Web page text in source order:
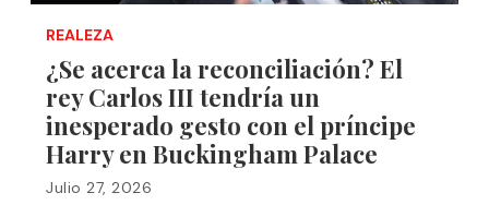
REALEZA
¿Se acerca la reconciliación? El
rey Carlos III tendría un
inesperado gesto con el príncipe
Harry en Buckingham Palace
Julio 27, 2026